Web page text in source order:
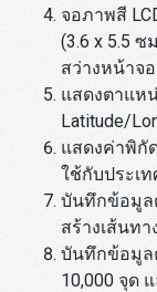
จอภาพสี
(3.6 x 5.5 ซ
สว่างหน้าจอ
แสดงตาแห
Latitude/
แสดงค่าพิกั
ใช้กับประเ
บันทึกข้อมูล
สร้างเส้นทา
บันทึกข้อมูล
10,000 จุด